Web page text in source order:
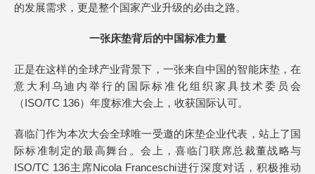
的发展需求，更是整个国家产业升级的必由之路。
一张床垫背后的中国标准力量
正是在这样的全球产业背景下，一张来自中国的智能床垫，在
意大利乌迪内举行的国际标准化组织家具技术委员会
（ISO/TC 136）年度标准大会上，收获国际认可。
喜临门作为本次大会全球唯一受邀的床垫企业代表，站上了国
际标准制定的最高舞台。会上，喜临门联席总裁董战略与
ISO/TC 136主席Nicola Franceschi进行深度对话，积极推动